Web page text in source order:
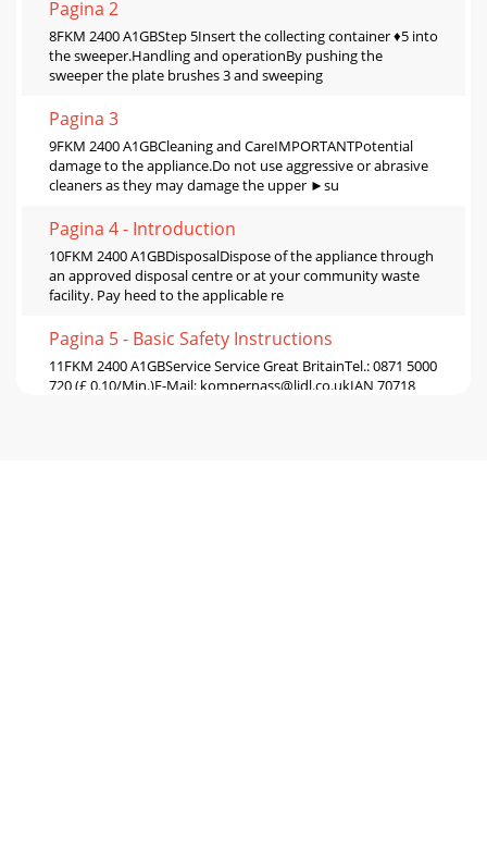
Pagina 2
8FKM 2400 A1GBStep 5Insert the collecting container ♦5 into
the sweeper.Handling and operationBy pushing the
sweeper the plate brushes 3 and sweeping
Pagina 3
9FKM 2400 A1GBCleaning and CareIMPORTANTPotential
damage to the appliance.Do not use aggressive or abrasive
cleaners as they may damage the upper ►su
Pagina 4 - Introduction
10FKM 2400 A1GBDisposalDispose of the appliance through
an approved disposal centre or at your community waste
facility. Pay heed to the applicable re
Pagina 5 - Basic Safety Instructions
11FKM 2400 A1GBService Service Great BritainTel.: 0871 5000
720 (£ 0.10/Min.)E-Mail: kompernass@lidl.co.ukIAN 70718